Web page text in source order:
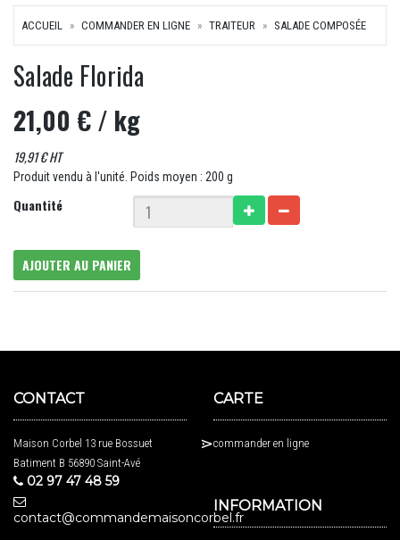
ACCUEIL COMMANDER EN LIGNE TRAITEUR SALADE COMPOSÉE
Salade Florida
21,00 €/ kg
19,91 € HT
Produit vendu à l'unité. Poids moyen : 200 g
Quantité
AJOUTER AU PANIER
CONTACT
Maison Corbel 13 rue Bossuet
Batiment B 56890 Saint-Avé
02 97 47 48 59
contact@commandemaisoncorbel.fr
CARTE
commander en ligne
INFORMATION